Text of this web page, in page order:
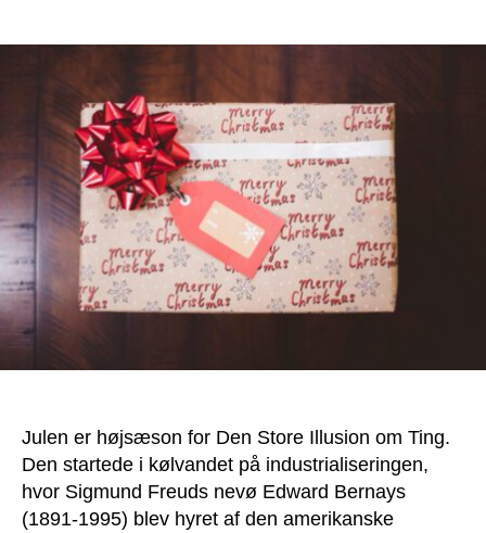
Julen er højsæson for Den Store Illusion om Ting.
Den startede i kølvandet på industrialiseringen,
hvor Sigmund Freuds nevø Edward Bernays
(1891-1995) blev hyret af den amerikanske